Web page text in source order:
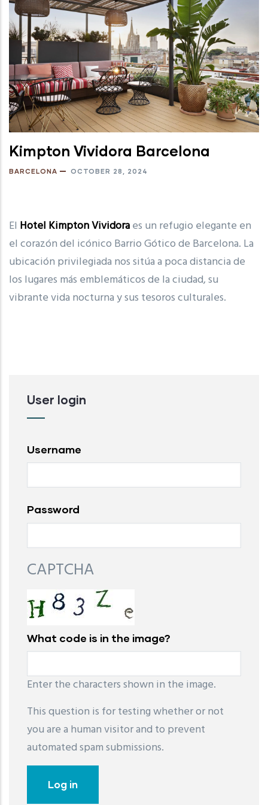
Kimpton Vividora Barcelona
BARCELONA OCTOBER 28, 2024
El Hotel Kimpton Vividoraes un refugio elegante en
el corazón del icónico Barrio Gótico de Barcelona. La
ubicación privilegiada nos sitúa a poca distancia de
los lugares más emblemáticos de la ciudad, su
vibrante vida nocturna y sus tesoros culturales.
User login
Username
Password
CAPTCHA
What code is in the image?
Enter the characters shown in the image.
This question is for testing whether or not
you are a human visitor and to prevent
automated spam submissions.